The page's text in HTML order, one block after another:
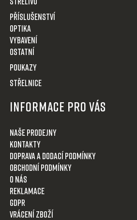
Příslušenství
Optika
VYBAVENÍ
OSTATNÍ
POUKAZY
STŘELNICE
Informace pro Vás
Naše prodejny
Kontakty
Doprava a dodací podmínky
Obchodní podmínky
O nás
Reklamace
GDPR
Vrácení zboží